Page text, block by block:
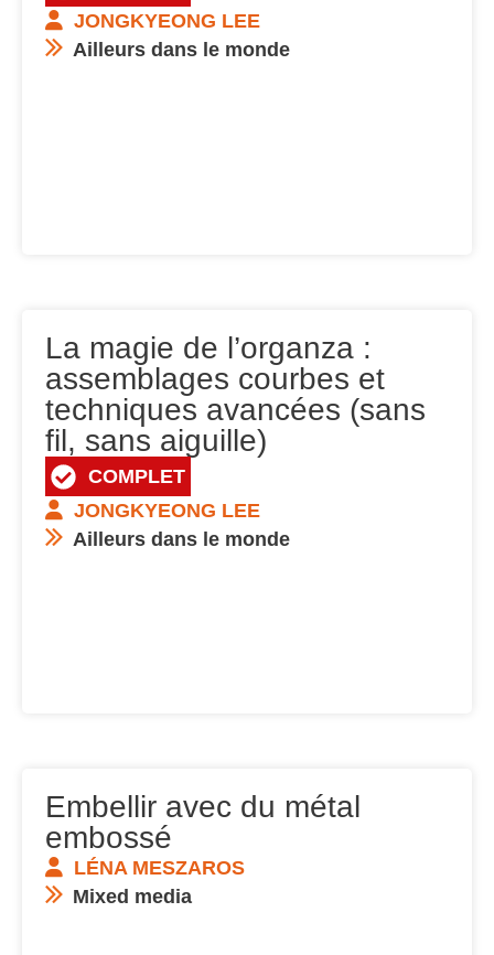
JONGKYEONG LEE
Ailleurs dans le monde
La magie de l’organza :
assemblages courbes et
techniques avancées (sans
fil, sans aiguille)
COMPLET
JONGKYEONG LEE
Ailleurs dans le monde
Embellir avec du métal
embossé
LÉNA MESZAROS
Mixed media